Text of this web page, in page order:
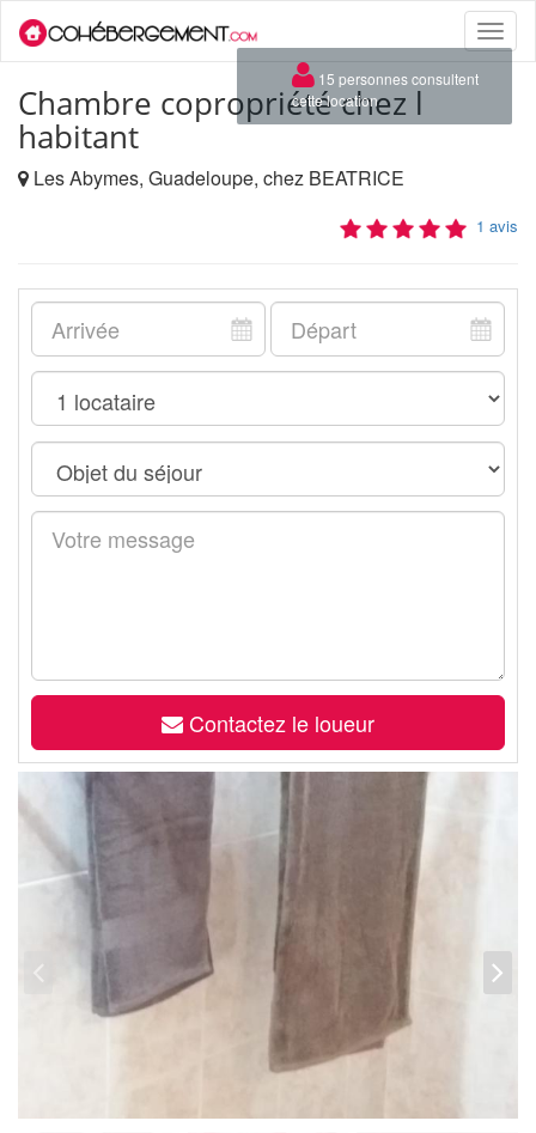
Toggle
Chambre copropriété chez l
habitant
Les Abymes, Guadeloupe, chez BEATRICE
1 avis
Contactez le loueur
×
15 personnes consultent
cette location